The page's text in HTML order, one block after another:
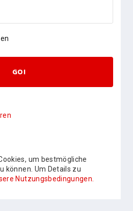
GO!
um bestmögliche
können. Um Details zu
Nutzungsbedingungen.